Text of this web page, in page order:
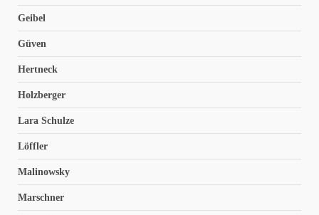
Geibel
Güven
Hertneck
Holzberger
Lara Schulze
Löffler
Malinowsky
Marschner